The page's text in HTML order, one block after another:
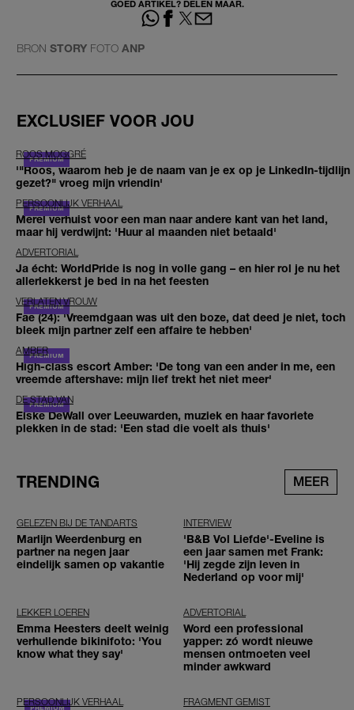
GOED ARTIKEL? DELEN MAAR.
BRON STORY FOTO ANP
EXCLUSIEF VOOR JOU
ROOS MOGGRÉ
'"Roos, waarom heb je de naam van je ex op je LinkedIn-tijdlijn
gezet?" vroeg mijn vriendin'
PERSOONLIJK VERHAAL
Merel verhuist voor een man naar andere kant van het land,
maar hij verdwijnt: 'Huur al maanden niet betaald'
ADVERTORIAL
Ja écht: WorldPride is nog in volle gang – en hier rol je nu het
allerlekkerst je bed in na het feesten
VERLATEN VROUW
Fae (24): 'Vreemdgaan was uit den boze, dat deed je niet, toch
bleek mijn partner zelf een affaire te hebben'
AMBER
High-class escort Amber: 'De tong van een ander in me, een
vreemde aftershave: mijn lief trekt het niet meer'
DE STAD VAN
Elske DeWall over Leeuwarden, muziek en haar favoriete
plekken in de stad: 'Een stad die voelt als thuis'
TRENDING MEER
GELEZEN BIJ DE TANDARTS
Marlijn Weerdenburg en
partner na negen jaar
eindelijk samen op vakantie
INTERVIEW
'B&B Vol Liefde'-Eveline is
een jaar samen met Frank:
'Hij zegde zijn leven in
Nederland op voor mij'
LEKKER LOEREN
Emma Heesters deelt weinig
verhullende bikinifoto: 'You
know what they say'
ADVERTORIAL
Word een professional
yapper: zó wordt nieuwe
mensen ontmoeten veel
minder awkward
PERSOONLIJK VERHAAL FRAGMENT GEMIST